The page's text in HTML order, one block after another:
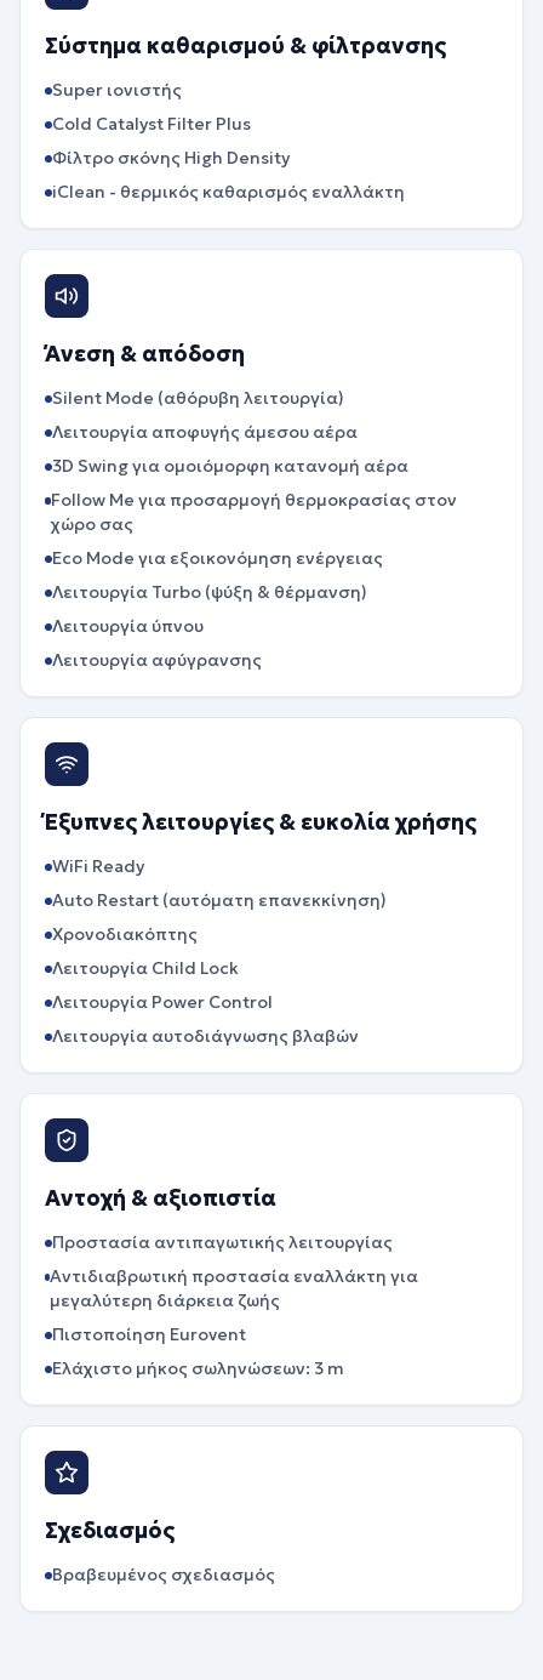
Σύστημα καθαρισμού & φίλτρανσης
Super ιονιστής
Cold Catalyst Filter Plus
Φίλτρο σκόνης High Density
iClean - θερμικός καθαρισμός εναλλάκτη
Άνεση & απόδοση
Silent Mode (αθόρυβη λειτουργία)
Λειτουργία αποφυγής άμεσου αέρα
3D Swing για ομοιόμορφη κατανομή αέρα
Follow Me για προσαρμογή θερμοκρασίας στον
χώρο σας
Eco Mode για εξοικονόμηση ενέργειας
Λειτουργία Turbo (ψύξη & θέρμανση)
Λειτουργία ύπνου
Λειτουργία αφύγρανσης
Έξυπνες λειτουργίες & ευκολία χρήσης
WiFi Ready
Auto Restart (αυτόματη επανεκκίνηση)
Χρονοδιακόπτης
Λειτουργία Child Lock
Λειτουργία Power Control
Λειτουργία αυτοδιάγνωσης βλαβών
Αντοχή & αξιοπιστία
Προστασία αντιπαγωτικής λειτουργίας
Αντιδιαβρωτική προστασία εναλλάκτη για
μεγαλύτερη διάρκεια ζωής
Πιστοποίηση Eurovent
Ελάχιστο μήκος σωληνώσεων: 3 m
Σχεδιασμός
Βραβευμένος σχεδιασμός